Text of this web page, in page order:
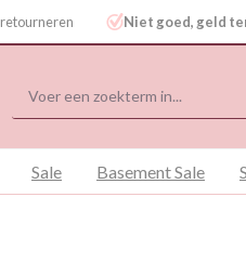
retourneren Niet goed, geld
Sale Basement Sale